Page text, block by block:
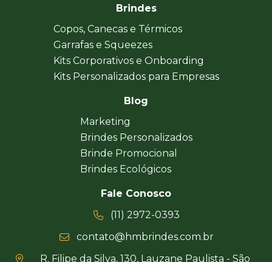
Brindes
Copos, Canecas e Térmicos
Garrafas e Squeezes
Kits Corporativos e Onboarding
Kits Personalizados para Empresas
Blog
Marketing
Brindes Personalizados
Brinde Promocional
Brindes Ecológicos
Fale Conosco
(11) 2972-0393
contato@hmbrindes.com.br
R. Filipe da Silva, 130, Lauzane Paulista - São